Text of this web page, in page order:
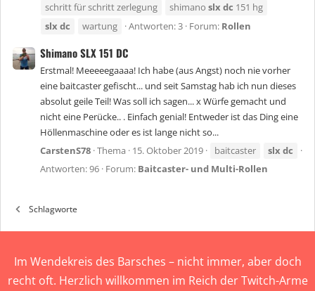
schritt für schritt zerlegung
shimano slx dc 151 hg
slx dc wartung Antworten: 3 Forum: Rollen
Shimano SLX 151 DC
Erstmal! Meeeeegaaaa! Ich habe (aus Angst) noch nie vorher
eine baitcaster gefischt... und seit Samstag hab ich nun dieses
absolut geile Teil! Was soll ich sagen... x Würfe gemacht und
nicht eine Perücke.. . Einfach genial! Entweder ist das Ding eine
Höllenmaschine oder es ist lange nicht so...
CarstenS78 Thema 15. Oktober 2019 baitcaster slx dc
Antworten: 96 Forum: Baitcaster- und Multi-Rollen
Schlagworte
Im Wendekreis des Barsches – nicht immer, aber doch
recht oft. Herzlich willkommen im Reich der Twitch-Arme